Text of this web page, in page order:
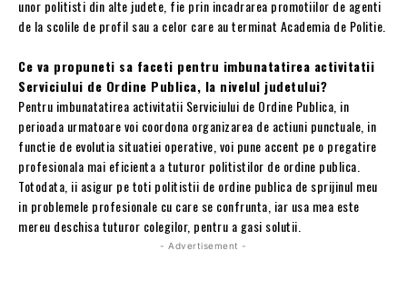
unor politisti din alte judete, fie prin incadrarea promotiilor de agenti
de la scolile de profil sau a celor care au terminat Academia de Politie.
Ce va propuneti sa faceti pentru imbunatatirea activitatii
Serviciului de Ordine Publica, la nivelul judetului?
Pentru imbunatatirea activitatii Serviciului de Ordine Publica, in
perioada urmatoare voi coordona organizarea de actiuni punctuale, in
functie de evolutia situatiei operative, voi pune accent pe o pregatire
profesionala mai eficienta a tuturor politistilor de ordine publica.
Totodata, ii asigur pe toti politistii de ordine publica de sprijinul meu
in problemele profesionale cu care se confrunta, iar usa mea este
mereu deschisa tuturor colegilor, pentru a gasi solutii.
- Advertisement -